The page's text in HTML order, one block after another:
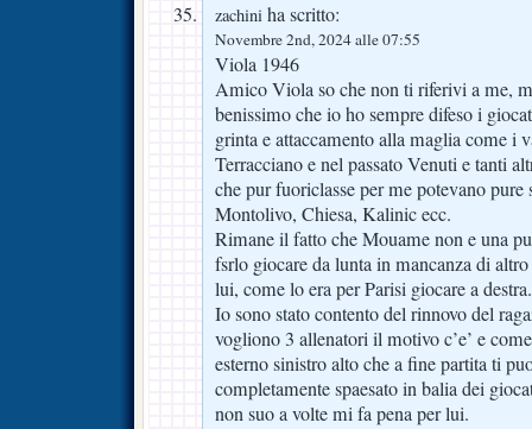
zachini ha scritto:
Novembre 2nd, 2024 alle 07:55
Viola 1946
Amico Viola so che non ti riferivi a me,
benissimo che io ho sempre difeso i
grinta e attaccamento alla maglia come i
Terracciano e nel passato Venuti e tanti
che pur fuoriclasse per me potevano
Montolivo, Chiesa, Kalinic ecc.
Rimane il fatto che Mouame non e una
fsrlo giocare da lunta in mancanza di
lui, come lo era per Parisi giocare a destra.
Io sono stato contento del rinnovo del
vogliono 3 allenatori il motivo c’e’ e
esterno sinistro alto che a fine partita ti
completamente spaesato in balia dei
non suo a volte mi fa pena per lui.